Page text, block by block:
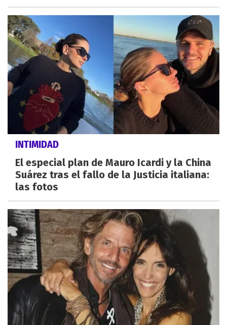
INTIMIDAD
El especial plan de Mauro Icardi y la China
Suárez tras el fallo de la Justicia italiana:
las fotos